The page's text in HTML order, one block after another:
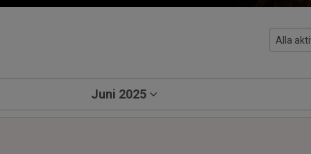
Juni 2025